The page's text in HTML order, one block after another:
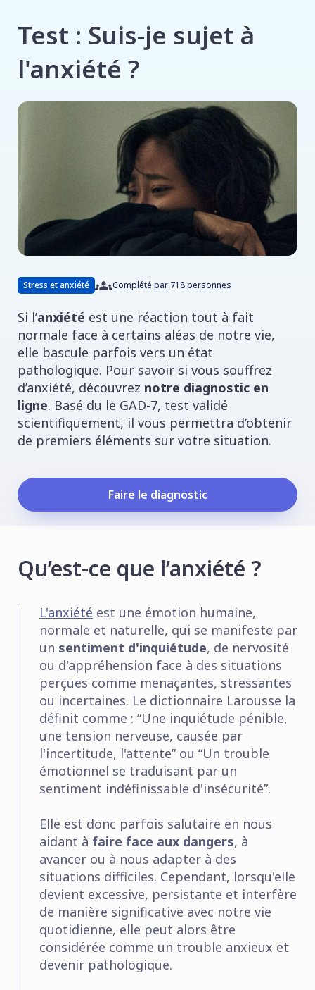
Test : Suis-je sujet à
l'anxiété ?
Stress et anxiété Complété par 718 personnes
Si l’anxiété est une réaction tout à fait
normale face à certains aléas de notre vie,
elle bascule parfois vers un état
pathologique. Pour savoir si vous souffrez
d’anxiété, découvrez notre diagnostic en
ligne. Basé du le GAD-7, test validé
scientifiquement, il vous permettra d’obtenir
de premiers éléments sur votre situation.
Faire le diagnostic
Qu’est-ce que l’anxiété ?
L'anxiété est une émotion humaine,
normale et naturelle, qui se manifeste par
un sentiment d'inquiétude, de nervosité
ou d'appréhension face à des situations
perçues comme menaçantes, stressantes
ou incertaines. Le dictionnaire Larousse la
définit comme : “Une inquiétude pénible,
une tension nerveuse, causée par
l'incertitude, l'attente” ou “Un trouble
émotionnel se traduisant par un
sentiment indéfinissable d'insécurité”.
Elle est donc parfois salutaire en nous
aidant à faire face aux dangers, à
avancer ou à nous adapter à des
situations difficiles. Cependant, lorsqu'elle
devient excessive, persistante et interfère
de manière significative avec notre vie
quotidienne, elle peut alors être
considérée comme un trouble anxieux et
devenir pathologique.